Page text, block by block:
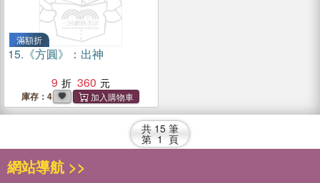
滿額折
15. 《方圓》：出神
9
360
庫存：4
共 15 筆
第 1 頁
網站導航 >>